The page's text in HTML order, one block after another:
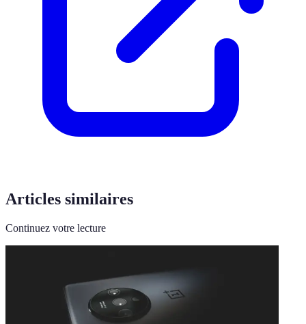
Articles similaires
Continuez votre lecture